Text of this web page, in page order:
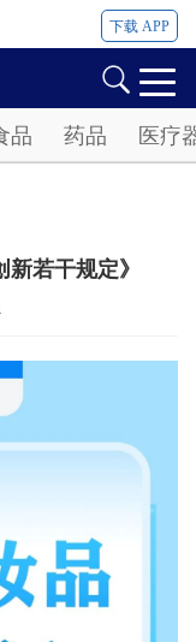
下载 APP
品 药品 医疗
若干规定》